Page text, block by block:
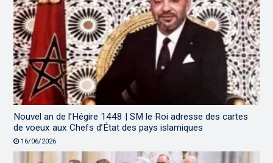
Nouvel an de l’Hégire 1448 | SM le Roi adresse des cartes
de voeux aux Chefs d’État des pays islamiques
16/06/2026